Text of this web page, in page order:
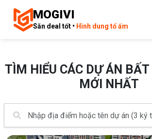
MOGIVI
Săn deal tốt • Hình dung tổ ấm
TÌM HIỂU CÁC DỰ ÁN BẤT
MỚI NHẤT